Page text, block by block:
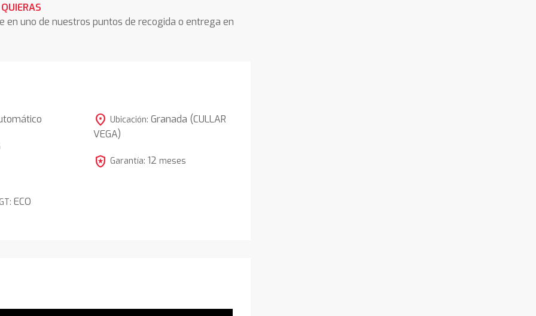
uno de nuestros puntos de recogida o entrega en
ECO
location_on Ubicación: Granada (CULLAR
VEGA)
local_police Garantía: 12 meses